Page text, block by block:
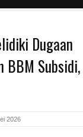
Dugaan
BBM
2026